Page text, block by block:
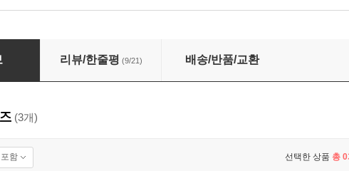
리뷰/한줄평 (9/21) 배송/반품/교환
(3개)
함 선택한 상품 총 0